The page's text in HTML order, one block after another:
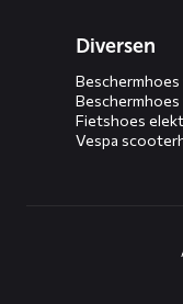
Diversen
Fietshoes
Vespa